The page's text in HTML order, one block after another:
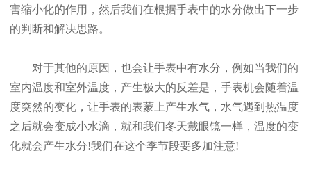
害缩小化的作用，然后我们在根据手表中的水分做出下一步
的判断和解决思路。
对于其他的原因，也会让手表中有水分，例如当我们的
室内温度和室外温度，产生极大的反差是，手表机会随着温
度突然的变化，让手表的表蒙上产生水气，水气遇到热温度
之后就会变成小水滴，就和我们冬天戴眼镜一样，温度的变
化就会产生水分!我们在这个季节段要多加注意!